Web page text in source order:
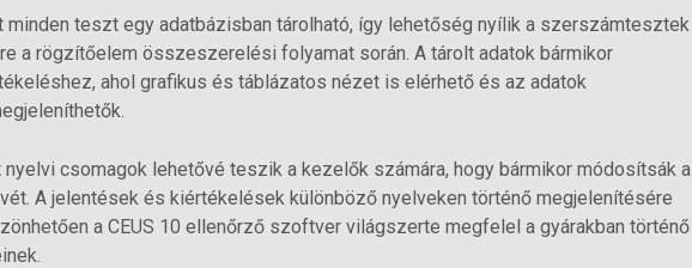
teszt egy adatbázisban tárolható, így lehetőség nyílik a szerszámtesztek
a rögzítőelem összeszerelési folyamat során. A tárolt adatok bármikor
ahol grafikus és táblázatos nézet is elérhető és az adatok
csomagok lehetővé teszik a kezelők számára, hogy bármikor módosítsák a
A jelentések és kiértékelések különböző nyelveken történő megjelenítésére
a CEUS 10 ellenőrző szoftver világszerte megfelel a gyárakban történő